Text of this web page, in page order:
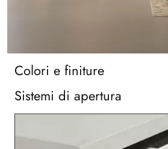
Colori e finiture
Sistemi di apertura